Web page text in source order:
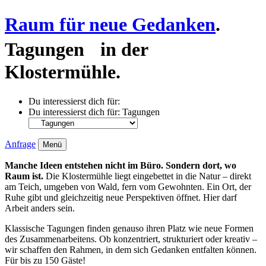
Raum für neue Gedanken.
Tagungen in der
Klostermühle.
Du interessierst dich für:
Du interessierst dich für: Tagungen
Anfrage Menü
Manche Ideen entstehen nicht im Büro. Sondern dort, wo
Raum ist. Die Klostermühle liegt eingebettet in die Natur – direkt
am Teich, umgeben von Wald, fern vom Gewohnten. Ein Ort, der
Ruhe gibt und gleichzeitig neue Perspektiven öffnet. Hier darf
Arbeit anders sein.
Klassische Tagungen finden genauso ihren Platz wie neue Formen
des Zusammenarbeitens. Ob konzentriert, strukturiert oder kreativ –
wir schaffen den Rahmen, in dem sich Gedanken entfalten können.
Für bis zu 150 Gäste!